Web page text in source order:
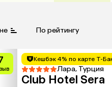
По рейтингу
Кешбэк 4% по карте Т-
Лара, Турция
Club Hotel Sera